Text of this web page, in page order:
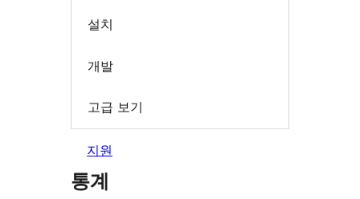
설치
개발
고급 보기
지원
통계